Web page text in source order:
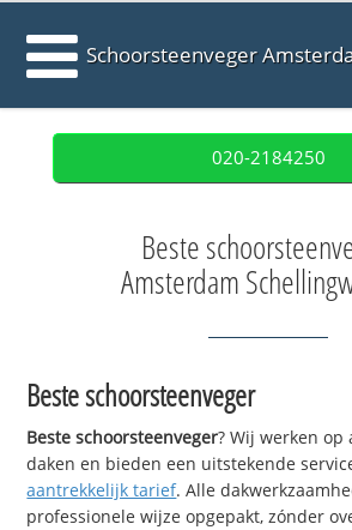
Schoorsteenveger
020-2184250
Beste
Amsterdam
Beste schoorsteenveger
Beste schoorsteenveger? Wij werken
daken en bieden een uitstekende
aantrekkelijk tarief. Alle
professionele wijze opgepakt, zónder